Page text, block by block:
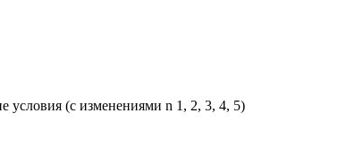
условия (с изменениями n 1, 2, 3, 4, 5)